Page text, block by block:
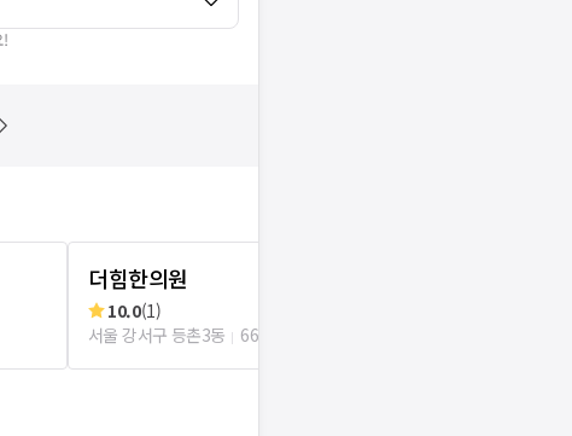
!
더힘한의원
10.0(1)
서울 강서구 등촌3동
66m